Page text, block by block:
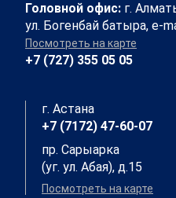
Головной офис: г.
ул. Богенбай батыра, e-
Посмотреть на карте
+7 (727) 355 05 05
г. Астана
+7 (7172) 47-60-07
пр. Сарыарка
(уг. ул. Абая), д.15
Посмотреть на карте